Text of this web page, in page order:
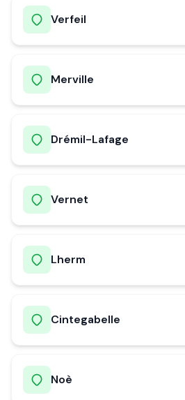
Verfeil
Merville
Drémil-Lafage
Vernet
Lherm
Cintegabelle
Noè